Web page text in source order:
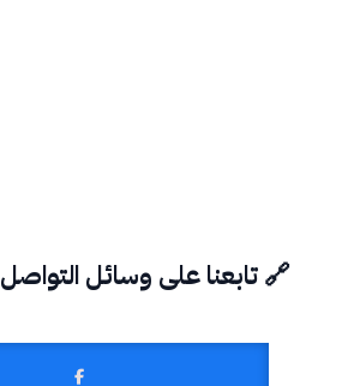
🔗 تابعنا على وسائل التواصل